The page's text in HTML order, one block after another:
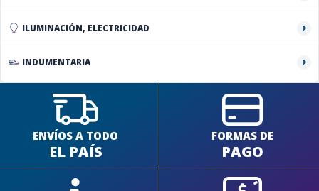
ILUMINACIÓN, ELECTRICIDAD
INDUMENTARIA
ENVÍOS A TODO
EL PAÍS
FORMAS DE
PAGO